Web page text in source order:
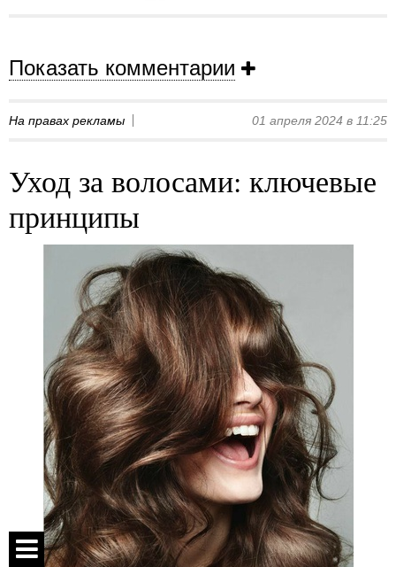
Показать комментарии
На правах рекламы 01 апреля 2024 в 11:25
Уход за волосами: ключевые
принципы